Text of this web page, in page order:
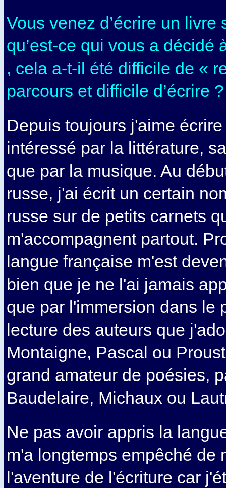
Vous venez d’écrire un livre
qu’est-ce qui vous a décidé
, cela a-t-il été difficile de «
parcours et difficile d’écrire ?
Depuis toujours j'aime
intéressé par la littérature,
que par la musique. Au
russe, j'ai écrit un certain
russe sur de petits carnets
m'accompagnent partout.
langue française m'est
bien que je ne l'ai jamais
que par l'immersion dans le
lecture des auteurs que
Montaigne, Pascal ou
grand amateur de poésies,
Baudelaire, Michaux ou
Ne pas avoir appris la
m'a longtemps empêché de
l'aventure de l'écriture car